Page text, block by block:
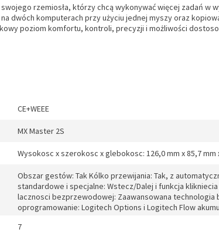
rzemiosła, którzy chcą wykonywać więcej zadań w
dwóch komputerach przy użyciu jednej myszy oraz
poziom komfortu, kontroli, precyzji i możliwości
CE+WEEE
MX Master 2S
Wysokosc x szerokosc x glebokosc: 126,0 mm x 85,7 mm
Obszar gestów: Tak Kólko przewijania: Tak, z
standardowe i specjalne: Wstecz/Dalej i funkcja
lacznosci bezprzewodowej: Zaawansowana technologia
oprogramowanie: Logitech Options i Logitech Flow
7